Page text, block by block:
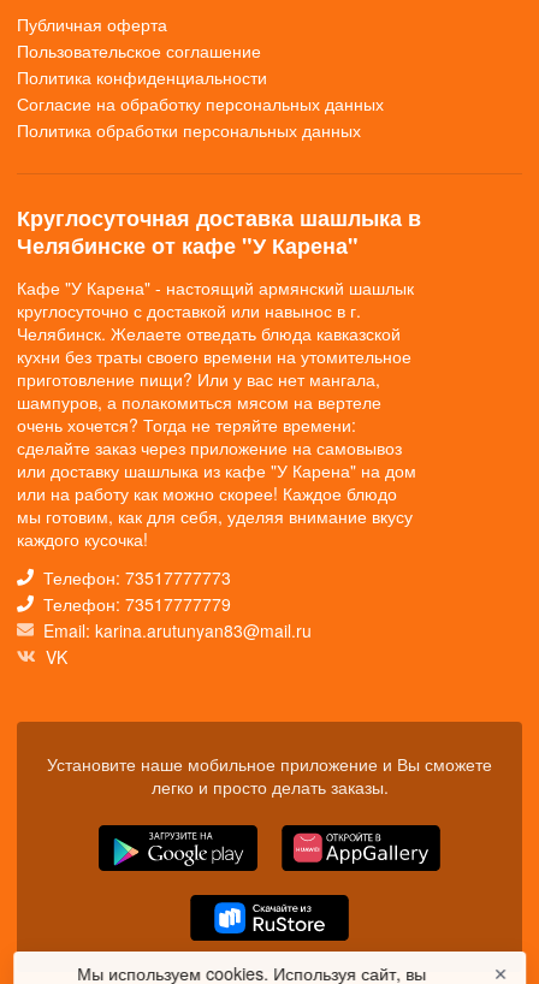
Публичная оферта
Пользовательское соглашение
Политика конфиденциальности
Согласие на обработку персональных данных
Политика обработки персональных данных
Круглосуточная доставка шашлыка в
Челябинске от кафе "У Карена"
Кафе "У Карена" - настоящий армянский шашлык
круглосуточно с доставкой или навынос в г.
Челябинск. Желаете отведать блюда кавказской
кухни без траты своего времени на утомительное
приготовление пищи? Или у вас нет мангала,
шампуров, а полакомиться мясом на вертеле
очень хочется? Тогда не теряйте времени:
сделайте заказ через приложение на самовывоз
или доставку шашлыка из кафе "У Карена" на дом
или на работу как можно скорее! Каждое блюдо
мы готовим, как для себя, уделяя внимание вкусу
каждого кусочка!
Телефон: 73517777773
Телефон: 73517777779
Email: karina.arutunyan83@mail.ru
VK
Установите наше мобильное приложение и Вы сможете
легко и просто делать заказы.
Мы используем cookies. Используя сайт, вы ✕